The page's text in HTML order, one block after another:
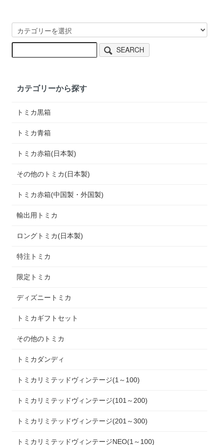
SEARCH
カテゴリーから探す
トミカ黒箱
トミカ青箱
トミカ赤箱(日本製)
その他のトミカ(日本製)
トミカ赤箱(中国製・外国製)
輸出用トミカ
ロングトミカ(日本製)
特注トミカ
限定トミカ
ディズニートミカ
トミカギフトセット
その他のトミカ
トミカダンディ
トミカリミテッドヴィンテージ(1～100)
トミカリミテッドヴィンテージ(101～200)
トミカリミテッドヴィンテージ(201～300)
トミカリミテッドヴィンテージNEO(1～100)